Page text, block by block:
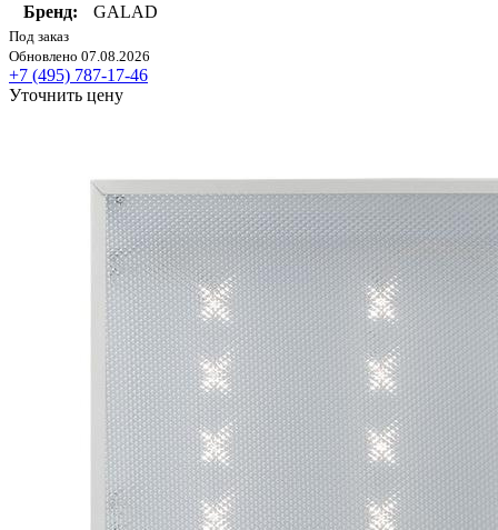
Бренд:
GALAD
Под заказ
Обновлено 07.08.2026
+7 (495) 787-17-46
Уточнить цену